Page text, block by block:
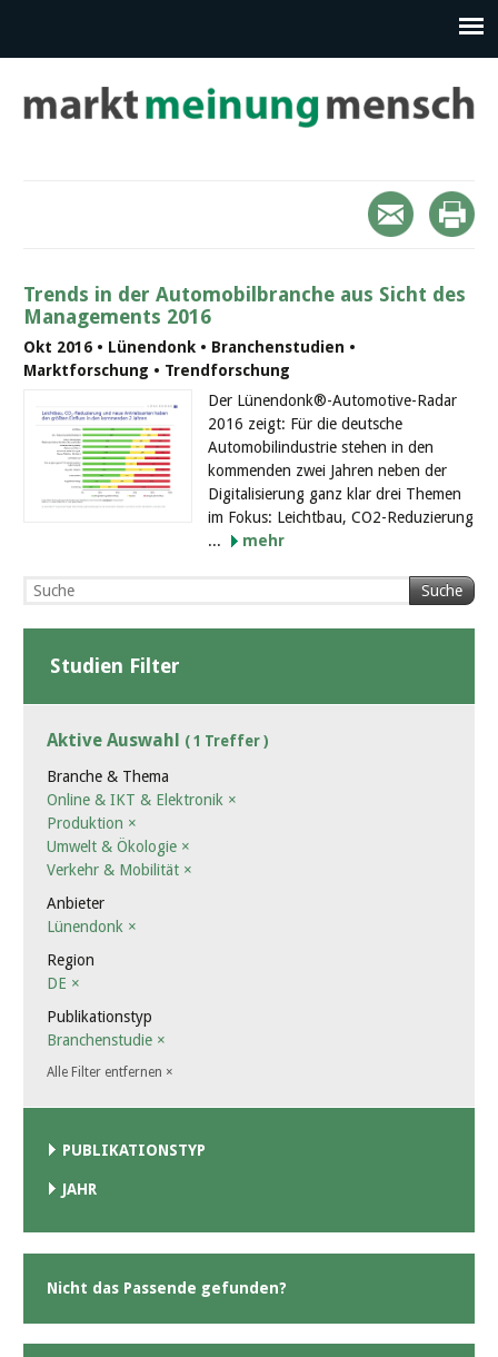
Trends in der Automobilbranche aus Sicht des
Managements 2016
Okt 2016 • Lünendonk • Branchenstudien •
Marktforschung • Trendforschung
Der Lünendonk®-Automotive-Radar
2016 zeigt: Für die deutsche
Automobilindustrie stehen in den
kommenden zwei Jahren neben der
Digitalisierung ganz klar drei Themen
im Fokus: Leichtbau, CO2-Reduzierung
...
mehr
Suche
Studien Filter
Aktive Auswahl ( 1 Treffer )
Branche & Thema
Online & IKT & Elektronik ×
Produktion ×
Umwelt & Ökologie ×
Verkehr & Mobilität ×
Anbieter
Lünendonk ×
Region
DE ×
Publikationstyp
Branchenstudie ×
Alle Filter entfernen ×
PUBLIKATIONSTYP
JAHR
Nicht das Passende gefunden?